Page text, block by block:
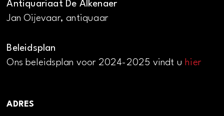
Antiquariaat De Alkenaer
Jan Oijevaar, antiquaar
Beleidsplan
Ons beleidsplan voor 2024-2025 vindt uhier
ADRES